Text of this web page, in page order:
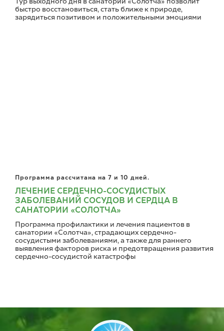
быстро восстановиться, стать ближе к природе,
зарядиться позитивом и положительными эмоциями
Программа рассчитана на 7 и 10 дней.
ЛЕЧЕНИЕ СЕРДЕЧНО-СОСУДИСТЫХ
ЗАБОЛЕВАНИЙ СОСУДОВ И СЕРДЦА В
САНАТОРИИ «СОЛОТЧА»
Программа профилактики и лечения пациентов в
санатории «Солотча», страдающих сердечно-
сосудистыми заболеваниями, а также для раннего
выявления факторов риска и предотвращения развития
сердечно-сосудистой катастрофы